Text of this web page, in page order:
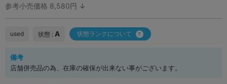
参考小売価格 8,580円 ↓
used 状態 : A 状態ランクについて
備考
店舗併売品の為、在庫の確保が出来ない事がございます。